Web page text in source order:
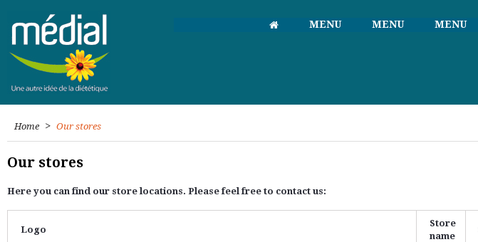
MENU MENU MENU
Home > Our stores
Our stores
Here you can find our store locations. Please feel free to contact us:
Logo
Store
name